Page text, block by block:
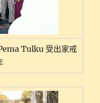
Tulku 受出家戒